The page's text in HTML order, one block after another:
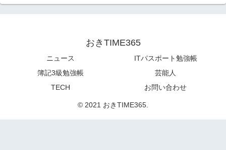
おきTIME365
ニュース
ITパスポート勉強帳
簿記3級勉強帳
芸能人
TECH
お問い合わせ
© 2021 おきTIME365.